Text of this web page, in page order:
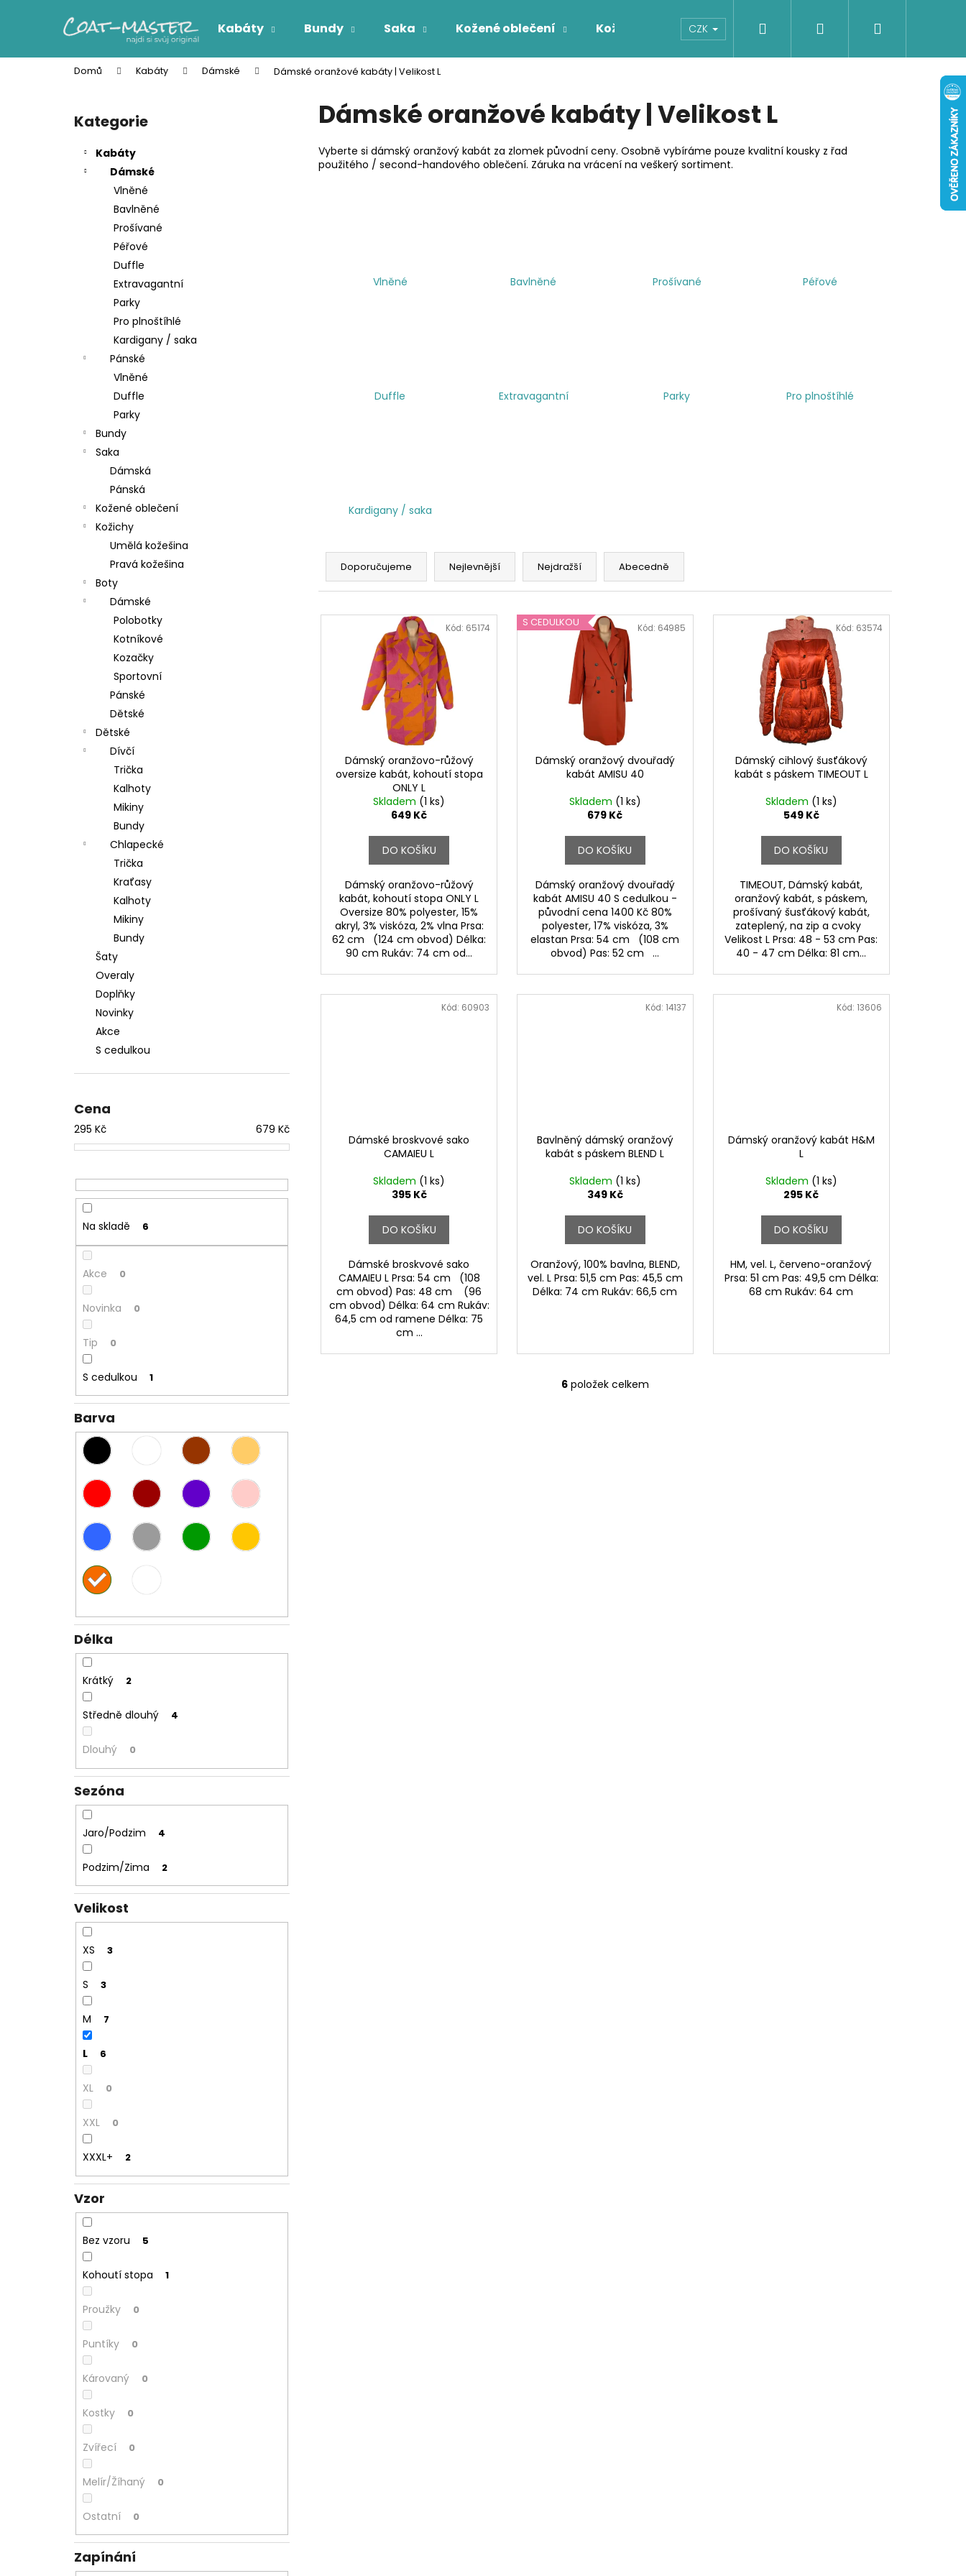
Kabáty Bundy Saka Kožené oblečení Kožichy Boty Dětské
CZK Přihlášení
Domů Kabáty Dámské Dámské oranžové kabáty | Velikost L
Přeskočit
kategorie
Kategorie
Kabáty
Dámské
Vlněné
Bavlněné
Prošívané
Péřové
Duffle
Extravagantní
Parky
Pro plnoštíhlé
Kardigany / saka
Pánské
Vlněné
Duffle
Parky
Bundy
Saka
Dámská
Pánská
Kožené oblečení
Kožichy
Umělá kožešina
Pravá kožešina
Boty
Dámské
Polobotky
Kotníkové
Kozačky
Sportovní
Pánské
Dětské
Dětské
Dívčí
Trička
Kalhoty
Mikiny
Bundy
Chlapecké
Trička
Kraťasy
Kalhoty
Mikiny
Bundy
Šaty
Overaly
Doplňky
Novinky
Akce
S cedulkou
Cena
295 Kč 679 Kč
Na skladě 6
Akce 0
Novinka 0
Tip 0
S cedulkou 1
Barva
Délka
Krátký 2
Středně dlouhý 4
Dlouhý 0
Sezóna
Jaro/Podzim 4
Podzim/Zima 2
Velikost
XS 3
S 3
M 7
L 6
XL 0
XXL 0
XXXL+ 2
Vzor
Bez vzoru 5
Kohoutí stopa 1
Proužky 0
Puntíky 0
Károvaný 0
Kostky 0
Zvířecí 0
Melír/Žíhaný 0
Ostatní 0
Zapínání
Dámské oranžové kabáty | Velikost L
Vyberte si dámský oranžový kabát za zlomek původní ceny. Osobně vybíráme pouze kvalitní kousky z řad
použitého / second-handového oblečení. Záruka na vrácení na veškerý sortiment.
Vlněné Bavlněné Prošívané Péřové
Duffle Extravagantní Parky Pro plnoštíhlé
Kardigany / saka
Ř
z
Doporučujeme Nejlevnější Nejdražší Abecedně
V
Dámský oranžovo-růžový
oversize kabát, kohoutí stopa
ONLY L
Skladem (1 ks)
649 Kč
DO KOŠÍKU
Dámský oranžovo-růžový
kabát, kohoutí stopa ONLY L
Oversize 80% polyester, 15%
akryl, 3% viskóza, 2% vlna Prsa:
62 cm (124 cm obvod) Délka:
90 cm Rukáv: 74 cm od...
Kód: 65174 S CEDULKOU
Dámský oranžový dvouřadý
kabát AMISU 40
Skladem (1 ks)
679 Kč
DO KOŠÍKU
Dámský oranžový dvouřadý
kabát AMISU 40 S cedulkou -
původní cena 1400 Kč 80%
polyester, 17% viskóza, 3%
elastan Prsa: 54 cm (108 cm
obvod) Pas: 52 cm ...
Kód: 64985
Dámský cihlový šusťákový
kabát s páskem TIMEOUT L
Skladem (1 ks)
549 Kč
DO KOŠÍKU
TIMEOUT, Dámský kabát,
oranžový kabát, s páskem,
prošívaný šusťákový kabát,
zateplený, na zip a cvoky
Velikost L Prsa: 48 - 53 cm Pas:
40 - 47 cm Délka: 81 cm...
Kód: 63574
Dámské broskvové sako
CAMAIEU L
Skladem (1 ks)
395 Kč
DO KOŠÍKU
Dámské broskvové sako
CAMAIEU L Prsa: 54 cm (108
cm obvod) Pas: 48 cm (96
cm obvod) Délka: 64 cm Rukáv:
64,5 cm od ramene Délka: 75
cm ...
Kód: 60903
Bavlněný dámský oranžový
kabát s páskem BLEND L
Skladem (1 ks)
349 Kč
DO KOŠÍKU
Oranžový, 100% bavlna, BLEND,
vel. L Prsa: 51,5 cm Pas: 45,5 cm
Délka: 74 cm Rukáv: 66,5 cm
Kód: 14137
Dámský oranžový kabát H&M
L
Skladem (1 ks)
295 Kč
DO KOŠÍKU
HM, vel. L, červeno-oranžový
Prsa: 51 cm Pas: 49,5 cm Délka:
68 cm Rukáv: 64 cm
Kód: 13606
O
6 položek celkem
í
Zpět
do
obchodu
Zpět
do
obchodu
Co potřebujete najít?